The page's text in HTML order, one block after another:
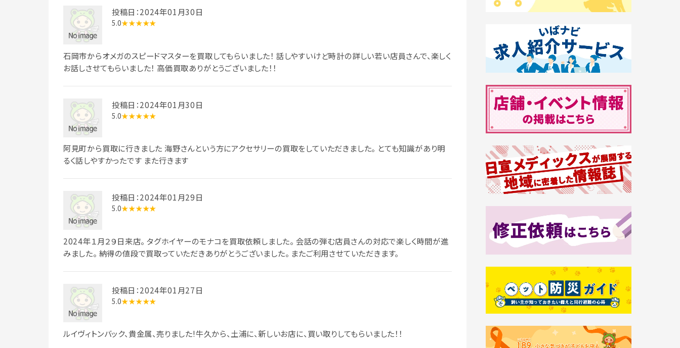
投稿日：2024年01月30日
5.0★★★★★
石岡市からオメガのスピードマスターを買取してもらいました！ 話しやすいけど時計の詳しい若い店員さんで、楽しく
お話しさせてもらいました！ 高価買取ありがとうございました！！
投稿日：2024年01月30日
5.0★★★★★
阿見町から買取に行きました 海野さんという方にアクセサリーの買取をしていただきました。 とても知識があり明
るく話しやすかったです また行きます
投稿日：2024年01月29日
5.0★★★★★
2024年１月２９日来店。 タグホイヤーのモナコを買取依頼しました。 会話の弾む店員さんの対応で楽しく時間が進
みました。 納得の値段で買取っていただきありがとうございました。 またご利用させていただきます。
投稿日：2024年01月27日
5.0★★★★★
ルイヴィトンバック、貴金属、売りました!牛久から、土浦に、新しいお店に、買い取りしてもらいました！！